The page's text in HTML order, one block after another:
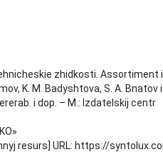
zhidkosti. Assortiment i
K. M. Badyshtova, S. A. Bnatov i
i dop. – M.: Izdatelskij centr
resurs] URL: https://